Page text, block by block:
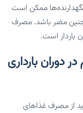
ممکن است
جنین مضر باشد. مصرف
باردار است.
دوران بارداری
از مصرف غذاهای